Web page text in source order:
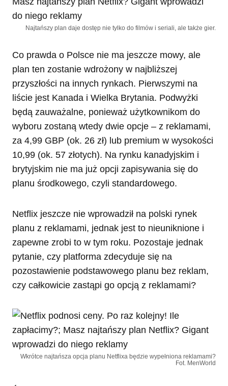
Najtańszy plan daje dostęp nie tylko do filmów i seriali, ale także gier.
Co prawda o Polsce nie ma jeszcze mowy, ale
plan ten zostanie wdrożony w najbliższej
przyszłości na innych rynkach. Pierwszymi na
liście jest Kanada i Wielka Brytania. Podwyżki
będą zauważalne, ponieważ użytkownikom do
wyboru zostaną wtedy dwie opcje – z reklamami,
za 4,99 GBP (ok. 26 zł) lub premium w wysokości
10,99 (ok. 57 złotych). Na rynku kanadyjskim i
brytyjskim nie ma już opcji zapisywania się do
planu środkowego, czyli standardowego.
Netflix jeszcze nie wprowadził na polski rynek
planu z reklamami, jednak jest to nieuniknione i
zapewne zrobi to w tym roku. Pozostaje jednak
pytanie, czy platforma zdecyduje się na
pozostawienie podstawowego planu bez reklam,
czy całkowicie zastąpi go opcją z reklamami?
Wkrótce najtańsza opcja planu Netflixa będzie wypełniona reklamami?
Fot. MenWorld